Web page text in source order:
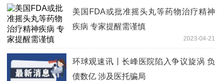
美国FDA或批准摇头丸等药物治疗精神
疾病 专家提醒需谨慎
2023-04-21
环球观速讯丨长峰医院陷入争议旋涡 负
债数亿 涉及医托骗局